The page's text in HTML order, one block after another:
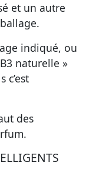
et un autre
indiqué, ou
naturelle »
c’est
des